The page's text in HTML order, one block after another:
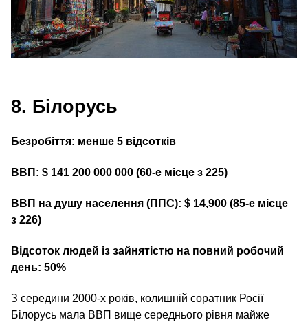
8. Білорусь
Безробіття: менше 5 відсотків
ВВП: $ 141 200 000 000 (60‑е місце з 225)
ВВП на душу населення (ППС): $ 14,900 (85‑е місце
з 226)
Відсоток людей із зайнятістю на повний робочий
день: 50%
З середини 2000‑х років, колишній соратник Росії
Білорусь мала ВВП вище середнього рівня майже